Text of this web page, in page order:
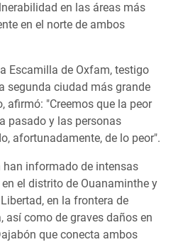
en las áreas más
en el norte de ambos
Escamilla de Oxfam, testigo
segunda ciudad más grande
afirmó: "Creemos que la peor
pasado y las personas
afortunadamente, de lo peor".
han informado de intensas
el distrito de Ouanaminthe y
en la frontera de
así como de graves daños en
que conecta ambos